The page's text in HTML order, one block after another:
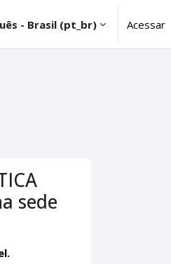
- Brasil ‎(pt_br)‎ Acessar
sede